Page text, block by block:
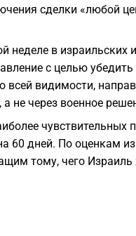
сделки «любой
неделе в
с целью
всей видимости,
не через военное
чувствительных
60 дней. По оценкам
тому, чего Израиль